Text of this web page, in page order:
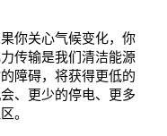
你关心气候变化，你
传输是我们清洁能源
障碍，将获得更低的
、更少的停电、更多
。